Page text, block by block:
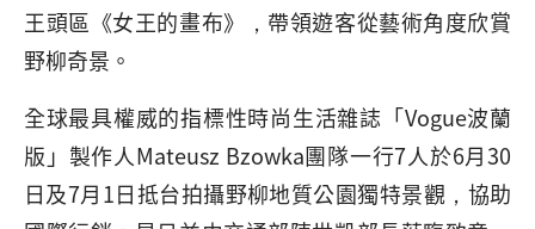
王頭區《女王的畫布》，帶領遊客從藝術角度欣賞
野柳奇景。
全球最具權威的指標性時尚生活雜誌「Vogue波蘭
版」製作人Mateusz Bzowka團隊一行7人於6月30
日及7月1日抵台拍攝野柳地質公園獨特景觀，協助